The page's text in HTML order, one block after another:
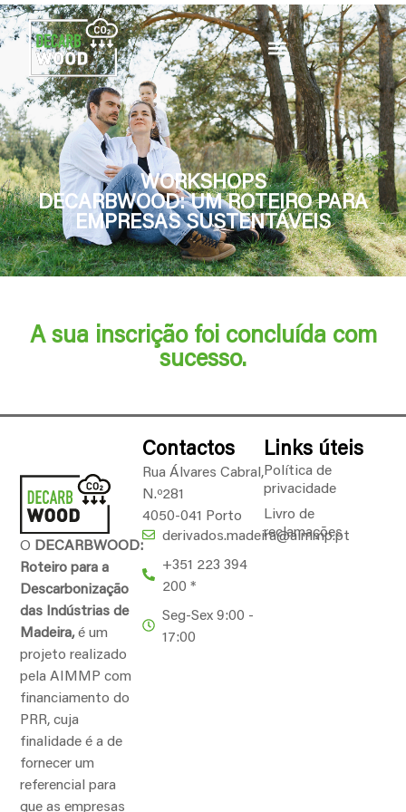
WORKSHOPS
DECARBWOOD: UM ROTEIRO PARA
EMPRESAS SUSTENTÁVEIS
A sua inscrição foi concluída com
sucesso.
O DECARBWOOD:
Roteiro para a
Descarbonização
das Indústrias de
Madeira,é um
projeto realizado
pela AIMMP com
financiamento do
PRR, cuja
finalidade é a de
fornecer um
referencial para
que as empresas
Links úteis
Política de
privacidade
Livro de
reclamações
Contactos
Rua Álvares Cabral,
N.º281
4050-041 Porto
derivados.madeira@aimmp.pt
+351 223 394
200 *
Seg-Sex 9:00 -
17:00